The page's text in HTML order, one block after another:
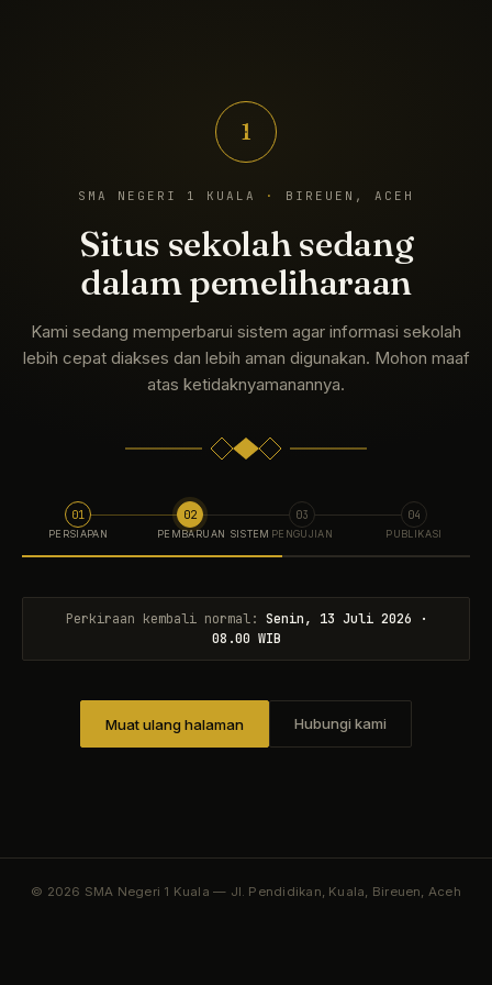
1
SMA NEGERI 1 KUALA · BIREUEN, ACEH
Situs sekolah sedang
dalam pemeliharaan
Kami sedang memperbarui sistem agar informasi sekolah
lebih cepat diakses dan lebih aman digunakan. Mohon maaf
atas ketidaknyamanannya.
01
PERSIAPAN
02
PEMBARUAN SISTEM
03
PENGUJIAN
04
PUBLIKASI
Perkiraan kembali normal: Senin, 13 Juli 2026 ·
08.00 WIB
Muat ulang halaman Hubungi kami
© 2026 SMA Negeri 1 Kuala — Jl. Pendidikan, Kuala, Bireuen, Aceh